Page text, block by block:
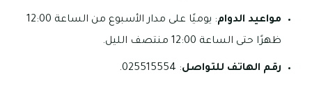
مواعيد الدوام
: يوميًا على مدار الأسبوع من الساعة 12:00
ظهرًا حتى الساعة 12:00 منتصف الليل.
رقم الهاتف للتواصل: 025515554.